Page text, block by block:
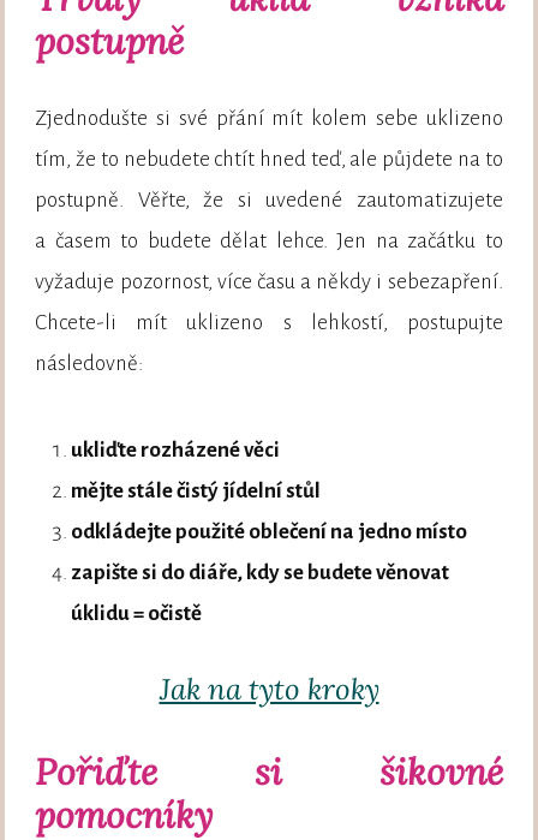
postupně
Zjednodušte si své přání mít kolem sebe uklizeno
tím, že to nebudete chtít hned teď, ale půjdete na to
postupně. Věřte, že si uvedené zautomatizujete
a časem to budete dělat lehce. Jen na začátku to
vyžaduje pozornost, více času a někdy i sebezapření.
Chcete-li mít uklizeno s lehkostí, postupujte
následovně:
ukliďte rozházené věci
mějte stále čistý jídelní stůl
odkládejte použité oblečení na jedno místo
zapište si do diáře, kdy se budete věnovat
úklidu = očistě
Jak na tyto kroky
Pořiďte si šikovné
pomocníky